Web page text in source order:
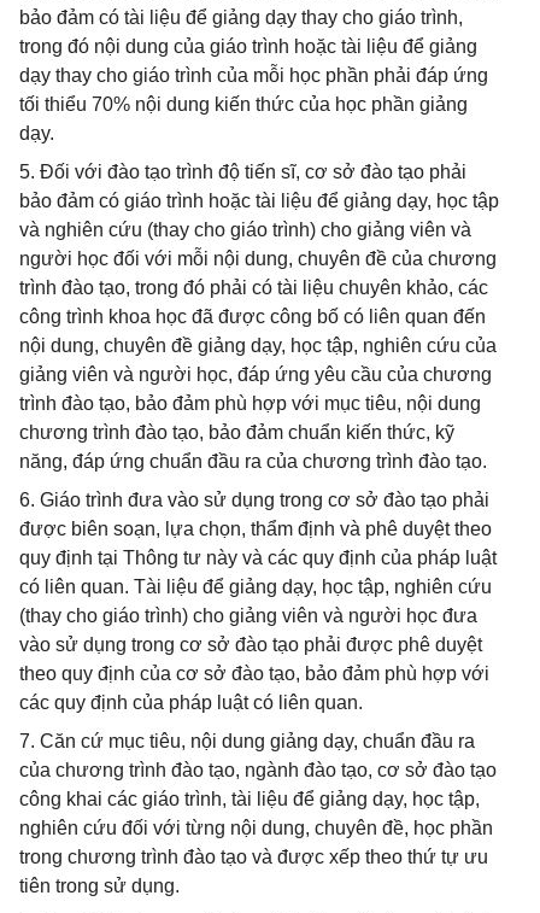
bảo đảm có tài liệu để giảng dạy thay cho giáo trình,
trong đó nội dung của giáo trình hoặc tài liệu để giảng
dạy thay cho giáo trình của mỗi học phần phải đáp ứng
tối thiểu 70% nội dung kiến thức của học phần giảng
dạy.
5. Đối với đào tạo trình độ tiến sĩ, cơ sở đào tạo phải
bảo đảm có giáo trình hoặc tài liệu để giảng dạy, học tập
và nghiên cứu (thay cho giáo trình) cho giảng viên và
người học đối với mỗi nội dung, chuyên đề của chương
trình đào tạo, trong đó phải có tài liệu chuyên khảo, các
công trình khoa học đã được công bố có liên quan đến
nội dung, chuyên đề giảng dạy, học tập, nghiên cứu của
giảng viên và người học, đáp ứng yêu cầu của chương
trình đào tạo, bảo đảm phù hợp với mục tiêu, nội dung
chương trình đào tạo, bảo đảm chuẩn kiến thức, kỹ
năng, đáp ứng chuẩn đầu ra của chương trình đào tạo.
6. Giáo trình đưa vào sử dụng trong cơ sở đào tạo phải
được biên soạn, lựa chọn, thẩm định và phê duyệt theo
quy định tại Thông tư này và các quy định của pháp luật
có liên quan. Tài liệu để giảng dạy, học tập, nghiên cứu
(thay cho giáo trình) cho giảng viên và người học đưa
vào sử dụng trong cơ sở đào tạo phải được phê duyệt
theo quy định của cơ sở đào tạo, bảo đảm phù hợp với
các quy định của pháp luật có liên quan.
7. Căn cứ mục tiêu, nội dung giảng dạy, chuẩn đầu ra
của chương trình đào tạo, ngành đào tạo, cơ sở đào tạo
công khai các giáo trình, tài liệu để giảng dạy, học tập,
nghiên cứu đối với từng nội dung, chuyên đề, học phần
trong chương trình đào tạo và được xếp theo thứ tự ưu
tiên trong sử dụng.